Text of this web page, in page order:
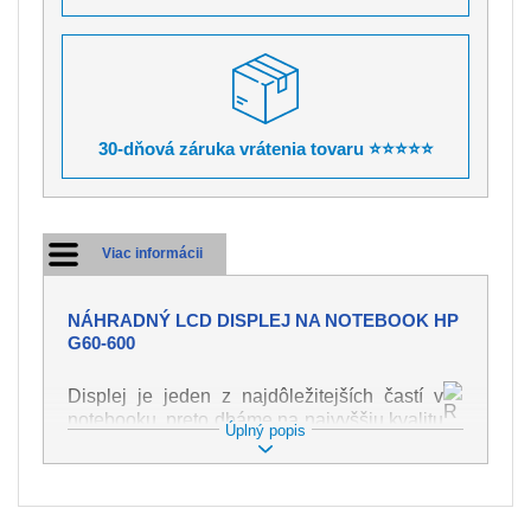
30-dňová záruka vrátenia tovaru ⭐⭐⭐⭐⭐
Viac informácii
NÁHRADNÝ LCD DISPLEJ NA NOTEBOOK HP
G60-600
Displej je jeden z najdôležitejších častí v
notebooku, preto dbáme na najvyššiu kvalitu
tohto náhradného dielu. Slúži k
zobrazovaniu textu či obrazu v rôznej
Úplný popis